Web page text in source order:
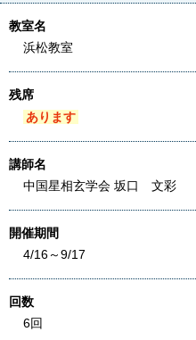
教室名
浜松教室
残席
あります
講師名
中国星相玄学会 坂口 文彩
開催期間
4/16～9/17
回数
6回